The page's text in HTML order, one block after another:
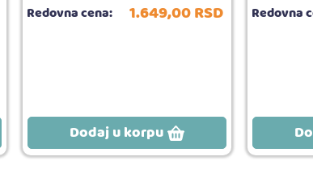
Redovna cena: 1.649,00RSD
Dodaj u korpu
Redovna